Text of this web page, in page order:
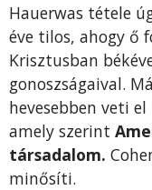
Hauerwas tétele
éve tilos, ahogy ő
Krisztusban
gonoszságaival.
hevesebben veti
amely szerint
társadalom.
minősíti.